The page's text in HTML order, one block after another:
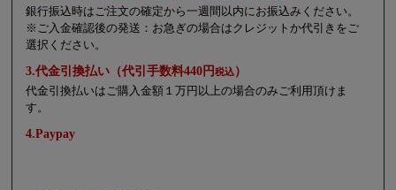
銀行振込時はご注文の確定から一週間以内にお振込みください。
※ご入金確認後の発送：お急ぎの場合はクレジットか代引きをご
選択ください。
3.代金引換払い（代引手数料440円税込）
代金引換払いはご購入金額１万円以上の場合のみご利用頂けま
す。
4.Paypay